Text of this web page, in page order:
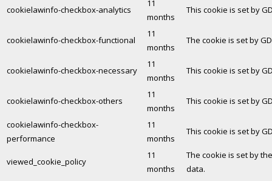
cookielawinfo-checkbox-analytics
11
months
This cookie is set by
cookielawinfo-checkbox-functional
11
months
The cookie is set by
cookielawinfo-checkbox-necessary
11
months
This cookie is set by
cookielawinfo-checkbox-others
11
months
This cookie is set by
cookielawinfo-checkbox-
performance
11
months
This cookie is set by
viewed_cookie_policy
11
months
The cookie is set by
data.